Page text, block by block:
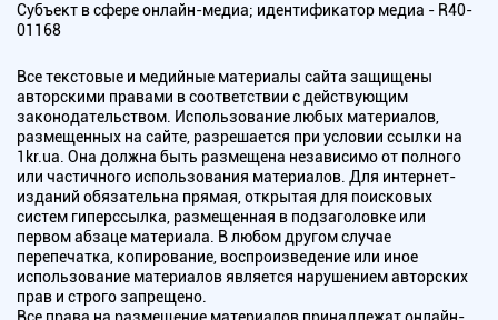
Субъект в сфере онлайн-медиа; идентификатор медиа - R40-
01168
Все текстовые и медийные материалы сайта защищены
авторскими правами в соответствии с действующим
законодательством. Использование любых материалов,
размещенных на сайте, разрешается при условии ссылки на
1kr.ua. Она должна быть размещена независимо от полного
или частичного использования материалов. Для интернет-
изданий обязательна прямая, открытая для поисковых
систем гиперссылка, размещенная в подзаголовке или
первом абзаце материала. В любом другом случае
перепечатка, копирование, воспроизведение или иное
использование материалов является нарушением авторских
прав и строго запрещено.